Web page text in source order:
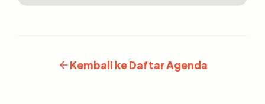
Kembali ke Daftar Agenda